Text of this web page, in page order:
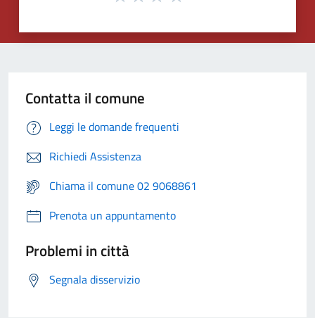
Contatta il comune
Leggi le domande frequenti
Richiedi Assistenza
Chiama il comune 02 9068861
Prenota un appuntamento
Problemi in città
Segnala disservizio